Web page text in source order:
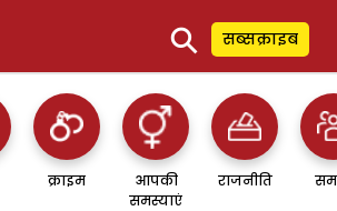
⚲ सब्सक्राइब
क्राइम
आपकी
समस्याएं
राजनीति